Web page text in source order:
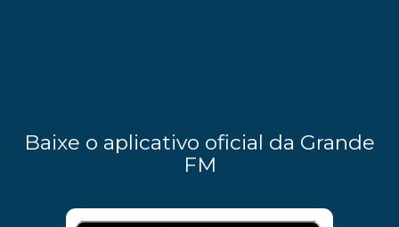
Baixe o aplicativo oficial da Grande
FM